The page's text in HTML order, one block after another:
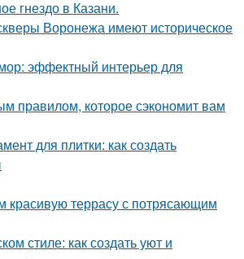
гнездо в Казани.
Воронежа имеют историческое
эффектный интерьер для
правилом, которое сэкономит вам
для плитки: как создать
красивую террасу с потрясающим
стиле: как создать уют и